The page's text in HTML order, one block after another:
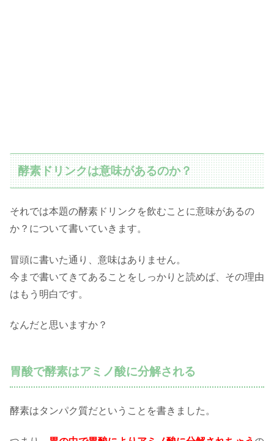
酵素ドリンクは意味があるのか？
それでは本題の酵素ドリンクを飲むことに意味があるの
か？について書いていきます。
冒頭に書いた通り、意味はありません。
今まで書いてきてあることをしっかりと読めば、その理由
はもう明白です。
なんだと思いますか？
胃酸で酵素はアミノ酸に分解される
酵素はタンパク質だということを書きました。